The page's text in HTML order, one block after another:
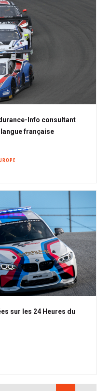
Info consultant
française
sur les 24 Heures du